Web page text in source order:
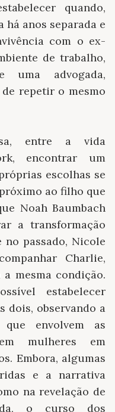
quando,
há anos separada e
com o ex-
de trabalho,
uma advogada,
repetir o mesmo
entre a vida
encontrar um
escolhas se
ao filho que
Noah Baumbach
a transformação
no passado, Nicole
Charlie,
mesma condição.
estabelecer
dois, observando a
que envolvem as
mulheres em
Embora, algumas
e a narrativa
na revelação de
o curso dos